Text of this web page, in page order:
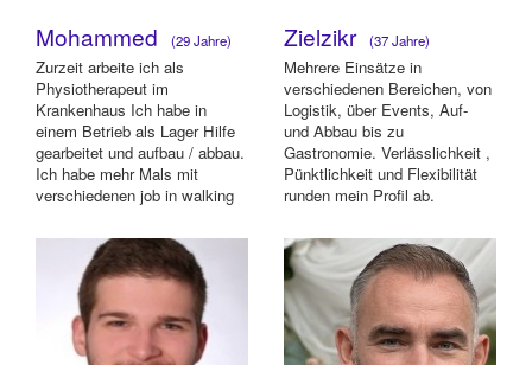
Mohammed (29 Jahre)
Zurzeit arbeite ich als
Physiotherapeut im
Krankenhaus Ich habe in
einem Betrieb als Lager Hilfe
gearbeitet und aufbau / abbau.
Ich habe mehr Mals mit
verschiedenen job in walking
Zielzikr (37 Jahre)
Mehrere Einsätze in
verschiedenen Bereichen, von
Logistik, über Events, Auf-
und Abbau bis zu
Gastronomie. Verlässlichkeit ,
Pünktlichkeit und Flexibilität
runden mein Profil ab.